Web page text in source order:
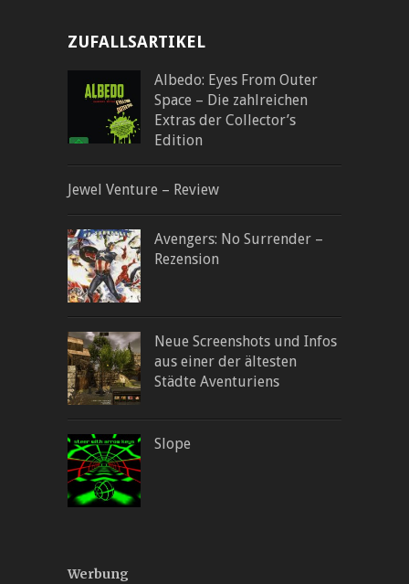
ZUFALLSARTIKEL
Albedo: Eyes From Outer
Space – Die zahlreichen
Extras der Collector’s
Edition
Jewel Venture – Review
Avengers: No Surrender –
Rezension
Neue Screenshots und Infos
aus einer der ältesten
Städte Aventuriens
Slope
Werbung